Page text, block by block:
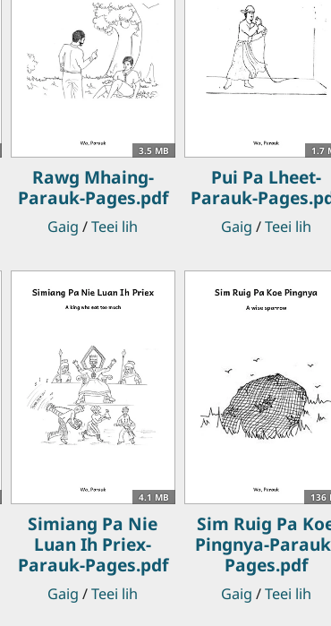
3.5 MB
Rawg Mhaing-
Parauk-Pages.pdf
Gaig /Teei lih
1.7
Pui Pa Lheet-
Parauk-
Gaig /Teei lih
4.1 MB
Simiang Pa Nie
Luan Ih Priex-
Parauk-Pages.pdf
Gaig /Teei lih
136
Sim Ruig Pa
Pingnya-
Pages.pdf
Gaig /Teei lih